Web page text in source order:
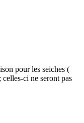
pour les seiches (
celles-ci ne seront pas